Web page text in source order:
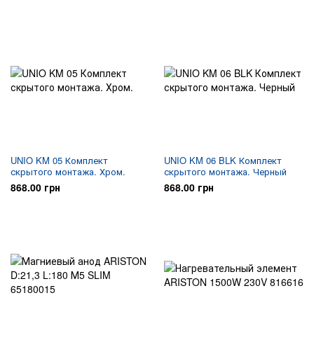
UNIO KM 05 Комплект
скрытого монтажа. Хром.
868.00 грн
UNIO KM 06 BLK Комплект
скрытого монтажа. Черный
868.00 грн